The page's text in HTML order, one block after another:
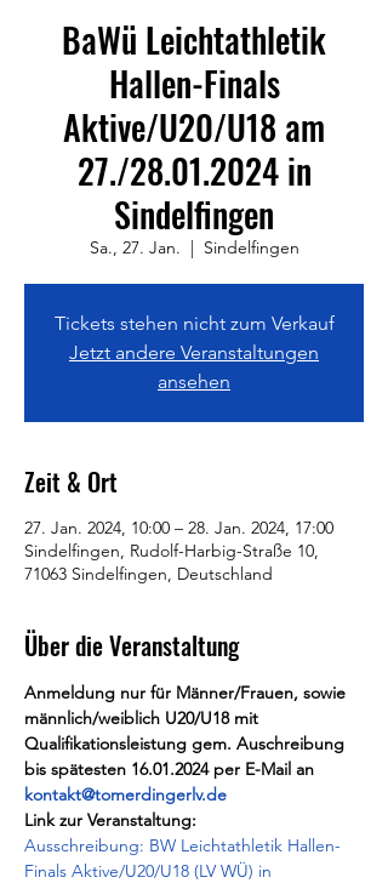
BaWü Leichtathletik
Hallen-Finals
Aktive/U20/U18 am
27./28.01.2024 in
Sindelfingen
Sa., 27. Jan.
  |
Sindelfingen
Tickets stehen nicht zum Verkauf
Jetzt andere Veranstaltungen
ansehen
Zeit & Ort
27. Jan. 2024, 10:00 – 28. Jan. 2024, 17:00
Sindelfingen, Rudolf-Harbig-Straße 10,
71063 Sindelfingen, Deutschland
Über die Veranstaltung
Anmeldung nur für Männer/Frauen, sowie
männlich/weiblich U20/U18 mit
Qualifikationsleistung gem. Auschreibung
bis spätesten 16.01.2024 per E-Mail an
kontakt@tomerdingerlv.de
Link zur Veranstaltung:
Ausschreibung: BW Leichtathletik Hallen-
Finals Aktive/U20/U18 (LV WÜ) in